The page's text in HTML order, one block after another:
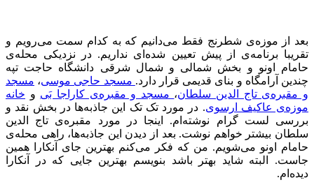
بعد از موزه‌ی شطرنج فقط می‌دانیم که به کدام سمت می‌رویم و
تقریبا برنامه‌ی از پیش تعیین شده‌ای نداریم. در نزدیکی محله‌ی
حامام اونو و بخش شمالی و شمال شرقی دانشگاه حاجت تپه
چندین آرامگاه و بنای قدیمی قرار دارد. مسجد حاجی موسی، مسجد
و مقبره‌ی تاج الدین سلطان، مسجد و مقبره‌ی کاراجا بَی و خانه
موزه‌ی عاکیف ارسوی. در مورد تک تک این جاذبه‌ها در بخش نقد و
بررسی لست گرام نوشته‌ام. اینجا در مورد مقبره‌ی تاج الدین
سلطان بیشتر خواهم نوشت. بعد از دیدن این جاذبه‌ها، راهی محله‌ی
حامام اونو می‌شویم. من که فکر می‌کنم بهترین جای آنکارا همین
جاست. البته شاید بهتر باشد بنویسم بهترین جایی که در آنکارا
دیده‌ام.